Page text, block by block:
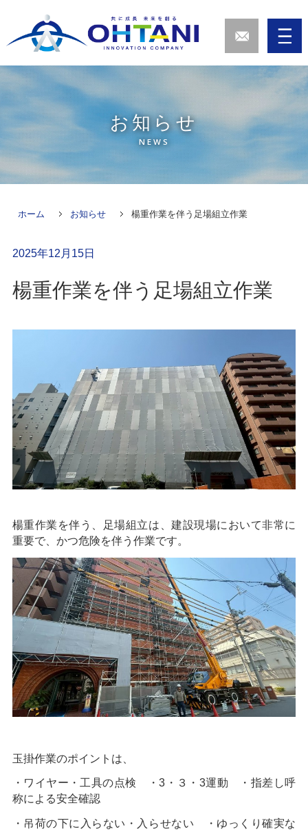
お知らせ
NEWS
ホーム お知らせ 楊重作業を伴う足場組立作業
2025年12月15日
楊重作業を伴う足場組立作業
楊重作業を伴う、足場組立は、建設現場において非常に
重要で、かつ危険を伴う作業です。
玉掛作業のポイントは、
・ワイヤー・工具の点検 ・3・３・3運動 ・指差し呼
称による安全確認
・吊荷の下に入らない・入らせない ・ゆっくり確実な